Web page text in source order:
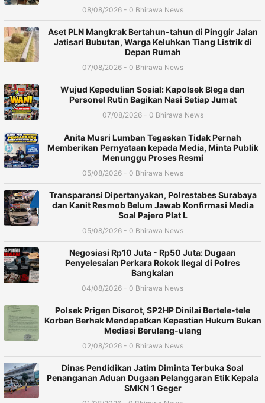
08/08/2026 - 0 Bhirawa News
Aset PLN Mangkrak Bertahun-tahun di Pinggir Jalan
Jatisari Bubutan, Warga Keluhkan Tiang Listrik di
Depan Rumah
07/08/2026 - 0 Bhirawa News
Wujud Kepedulian Sosial: Kapolsek Blega dan
Personel Rutin Bagikan Nasi Setiap Jumat
07/08/2026 - 0 Bhirawa News
Anita Musri Lumban Tegaskan Tidak Pernah
Memberikan Pernyataan kepada Media, Minta Publik
Menunggu Proses Resmi
05/08/2026 - 0 Bhirawa News
Transparansi Dipertanyakan, Polrestabes Surabaya
dan Kanit Resmob Belum Jawab Konfirmasi Media
Soal Pajero Plat L
05/08/2026 - 0 Bhirawa News
Negosiasi Rp10 Juta - Rp50 Juta: Dugaan
Penyelesaian Perkara Rokok Ilegal di Polres
Bangkalan
04/08/2026 - 0 Bhirawa News
Polsek Prigen Disorot, SP2HP Dinilai Bertele-tele
Korban Berhak Mendapatkan Kepastian Hukum Bukan
Mediasi Berulang-ulang
02/08/2026 - 0 Bhirawa News
Dinas Pendidikan Jatim Diminta Terbuka Soal
Penanganan Aduan Dugaan Pelanggaran Etik Kepala
SMKN 1 Geger